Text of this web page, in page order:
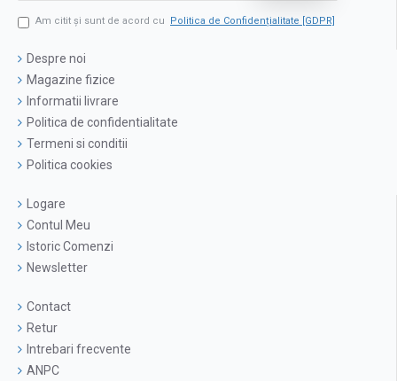
Am citit şi sunt de acord cu Politica de Confidențialitate [GDPR]
Despre noi
Magazine fizice
Informatii livrare
Politica de confidentialitate
Termeni si conditii
Politica cookies
Logare
Contul Meu
Istoric Comenzi
Newsletter
Contact
Retur
Intrebari frecvente
ANPC